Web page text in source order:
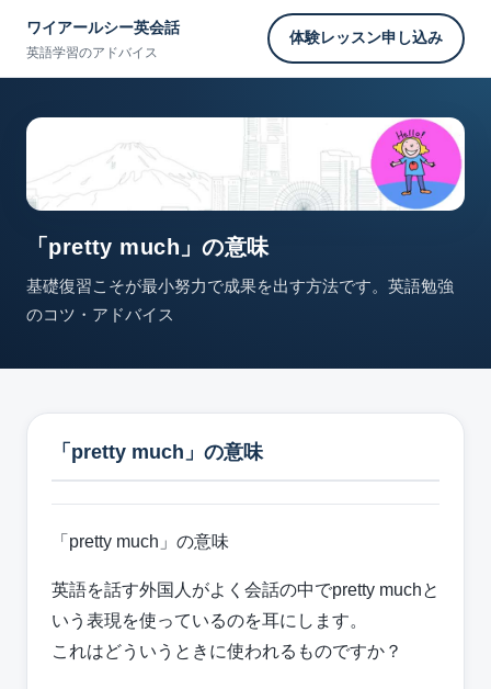
ワイアールシー英会話
英語学習のアドバイス
体験レッスン申し込み
「pretty much」の意味
基礎復習こそが最小努力で成果を出す方法です。英語勉強
のコツ・アドバイス
「pretty much」の意味
「pretty much」の意味
英語を話す外国人がよく会話の中でpretty muchと
いう表現を使っているのを耳にします。
これはどういうときに使われるものですか？